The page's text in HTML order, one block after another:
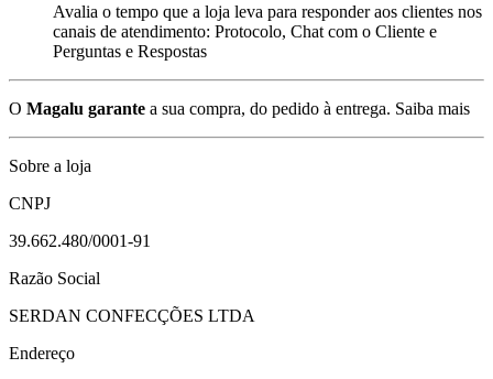
Avalia o tempo que a loja leva para responder aos clientes nos
canais de atendimento: Protocolo, Chat com o Cliente e
Perguntas e Respostas
O Magalu garante a sua compra, do pedido à entrega. Saiba mais
Sobre a loja
CNPJ
39.662.480/0001-91
Razão Social
SERDAN CONFECÇÕES LTDA
Endereço